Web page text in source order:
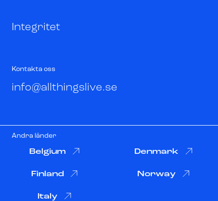
Integritet
Kontakta oss
info@allthingslive.se
Andra länder
Belgium Denmark
Finland Norway
Italy